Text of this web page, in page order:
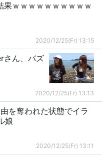
ｗｗｗｗｗｗｗｗｗｗ
2020/12/25(Fr) 13:15
さん、バズ
2020/12/25(Fr) 13:13
を奪われた状態でイラ
娘
2020/12/25(Fr) 13:11